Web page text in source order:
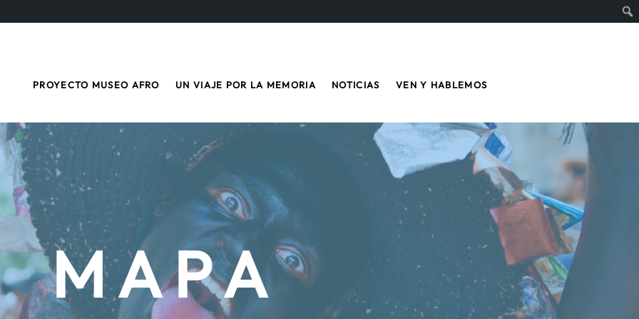
PROYECTO MUSEO AFRO UN VIAJE POR LA MEMORIA NOTICIAS VEN Y HABLEMOS
M A P A